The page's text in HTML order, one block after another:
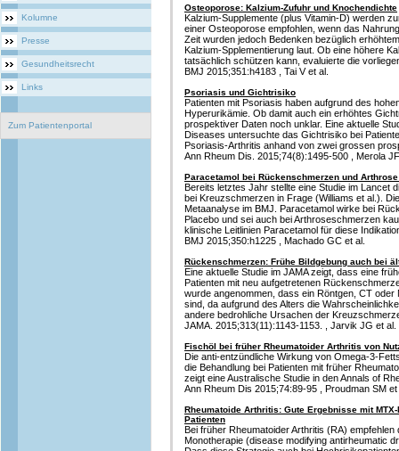
Kolumne
Presse
Gesundheitsrecht
Links
Zum Patientenportal
Osteoporose: Kalzium-Zufuhr und Knochendichte
Kalzium-Supplemente (plus Vitamin-D) werden
einer Osteoporose empfohlen, wenn das
Zeit wurden jedoch Bedenken bezüglich
Kalzium-Spplementierung laut. Ob eine höhere
tatsächlich schützen kann, evaluierte die
BMJ 2015;351:h4183 , Tai V et al.
Psoriasis und Gichtrisiko
Patienten mit Psoriasis haben aufgrund des
Hyperurikämie. Ob damit auch ein erhöhtes
prospektiver Daten noch unklar. Eine aktuelle
Diseases untersuchte das Gichtrisiko bei
Psoriasis-Arthritis anhand von zwei grossen
Ann Rheum Dis. 2015;74(8):1495-500 , Merola
Paracetamol bei Rückenschmerzen und
Bereits letztes Jahr stellte eine Studie im Lancet
bei Kreuzschmerzen in Frage (Williams et al.).
Metaanalyse im BMJ. Paracetamol wirke bei
Placebo und sei auch bei Arthroseschmerzen
klinische Leitlinien Paracetamol für diese
BMJ 2015;350:h1225 , Machado GC et al.
Rückenschmerzen: Frühe Bildgebung auch bei
Eine aktuelle Studie im JAMA zeigt, dass eine
Patienten mit neu aufgetretenen
wurde angenommen, dass ein Röntgen, CT
sind, da aufgrund des Alters die
andere bedrohliche Ursachen der
JAMA. 2015;313(11):1143-1153. , Jarvik JG et al.
Fischöl bei früher Rheumatoider Arthritis von
Die anti-entzündliche Wirkung von Omega-3-
die Behandlung bei Patienten mit früher
zeigt eine Australische Studie in den Annals of
Ann Rheum Dis 2015;74:89-95 , Proudman SM et
Rheumatoide Arthritis: Gute Ergebnisse mit
Patienten
Bei früher Rheumatoider Arthritis (RA) empfehlen
Monotherapie (disease modifying antirheumatic